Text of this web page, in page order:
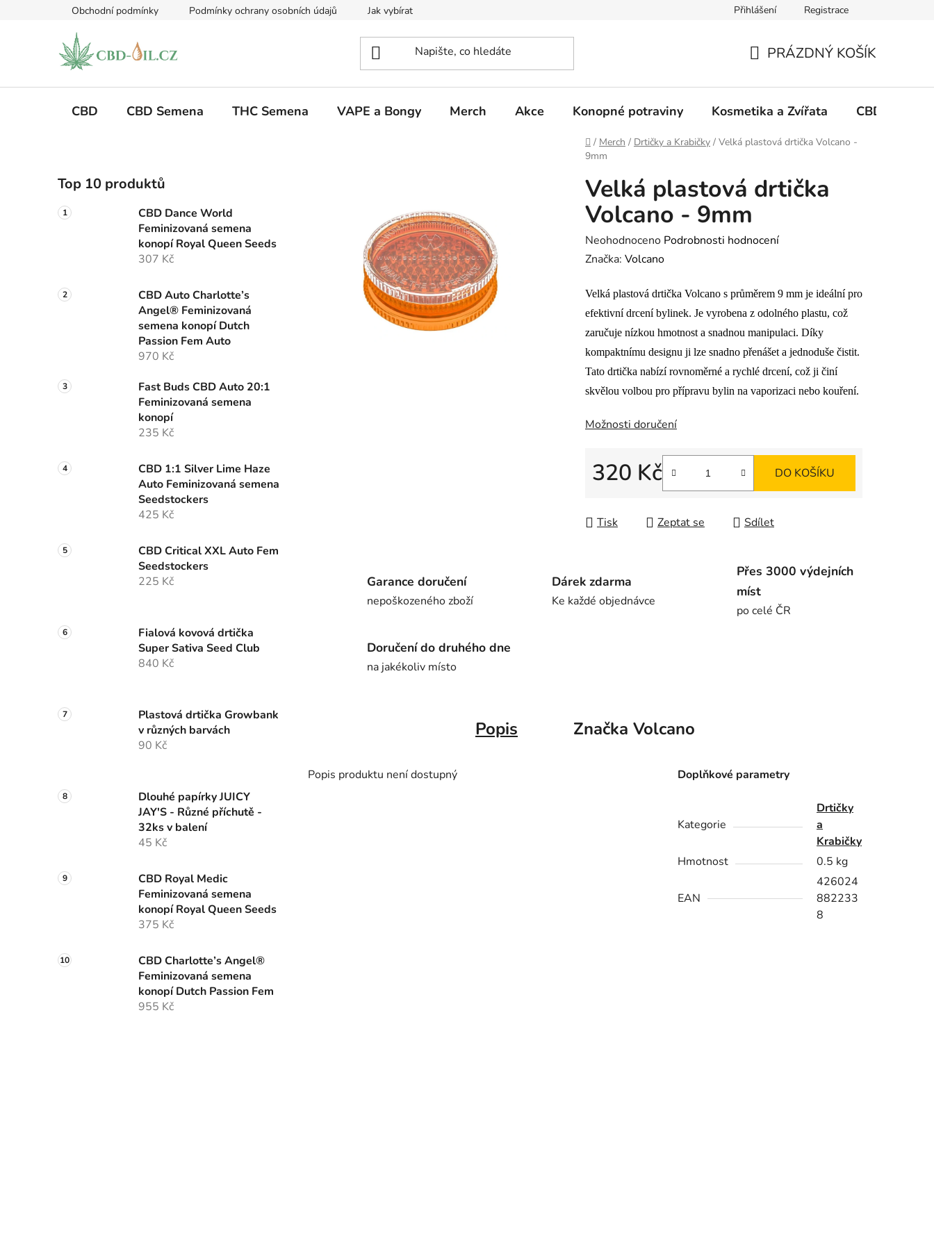
Obchodní podmínky Podmínky ochrany osobních údajů Jak vybírat Přihlášení Registrace
KOŠÍK
PRÁZDNÝ KOŠÍK
CBD CBD Semena THC Semena VAPE a Bongy Merch Akce Konopné potraviny Kosmetika a Zvířata CBD
Domů
/ Merch / Drtičky a Krabičky / Velká plastová drtička Volcano -
9mm
o
s
t
n
e
Top 10 produktů
CBD Dance World
Feminizovaná semena
konopí Royal Queen Seeds
307 Kč
CBD Auto Charlotte’s
Angel® Feminizovaná
semena konopí Dutch
Passion Fem Auto
970 Kč
Fast Buds CBD Auto 20:1
Feminizovaná semena
konopí
235 Kč
CBD 1:1 Silver Lime Haze
Auto Feminizovaná semena
Seedstockers
425 Kč
CBD Critical XXL Auto Fem
Seedstockers
225 Kč
Fialová kovová drtička
Super Sativa Seed Club
840 Kč
Plastová drtička Growbank
v různých barvách
90 Kč
Dlouhé papírky JUICY
JAY'S - Různé příchutě -
32ks v balení
45 Kč
CBD Royal Medic
Feminizovaná semena
konopí Royal Queen Seeds
375 Kč
CBD Charlotte’s Angel®
Feminizovaná semena
konopí Dutch Passion Fem
955 Kč
Velká plastová drtička
Volcano - 9mm
Průměrné
hodnocení
je
0,0
z
5
hvězdiček.
Neohodnoceno Podrobnosti hodnocení
Značka: Volcano
Velká plastová drtička Volcano s průměrem 9 mm je ideální pro
efektivní drcení bylinek. Je vyrobena z odolného plastu, což
zaručuje nízkou hmotnost a snadnou manipulaci. Díky
kompaktnímu designu ji lze snadno přenášet a jednoduše čistit.
Tato drtička nabízí rovnoměrné a rychlé drcení, což ji činí
skvělou volbou pro přípravu bylin na vaporizaci nebo kouření.
Možnosti doručení
320 Kč DO KOŠÍKU
Tisk Zeptat se Sdílet
Garance doručení
nepoškozeného zboží
Dárek zdarma
Ke každé objednávce
Přes 3000 výdejních
míst
po celé ČR
Doručení do druhého dne
na jakékoliv místo
Popis Značka Volcano
Popis produktu není dostupný Doplňkové parametry
Kategorie
Drtičky
a
Krabičky
Hmotnost
0.5 kg
EAN
426024
882233
8